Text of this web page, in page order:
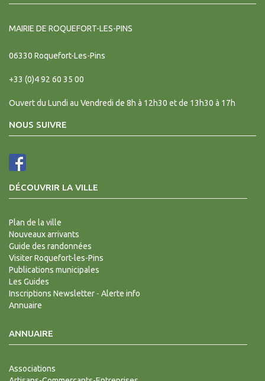
MAIRIE DE ROQUEFORT-LES-PINS
06330 Roquefort-Les-Pins
+33 (0)4 92 60 35 00
Ouvert du Lundi au Vendredi de 8h à 12h30 et de 13h30 à 17h
NOUS SUIVRE
DÉCOUVRIR LA VILLE
Plan de la ville
Nouveaux arrivants
Guide des randonnées
Visiter Roquefort-les-Pins
Publications municipales
Les Guides
Inscriptions Newsletter - Alerte info
Annuaire
ANNUAIRE
Associations